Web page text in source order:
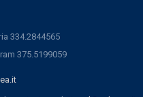
334.2844565
375.5199059